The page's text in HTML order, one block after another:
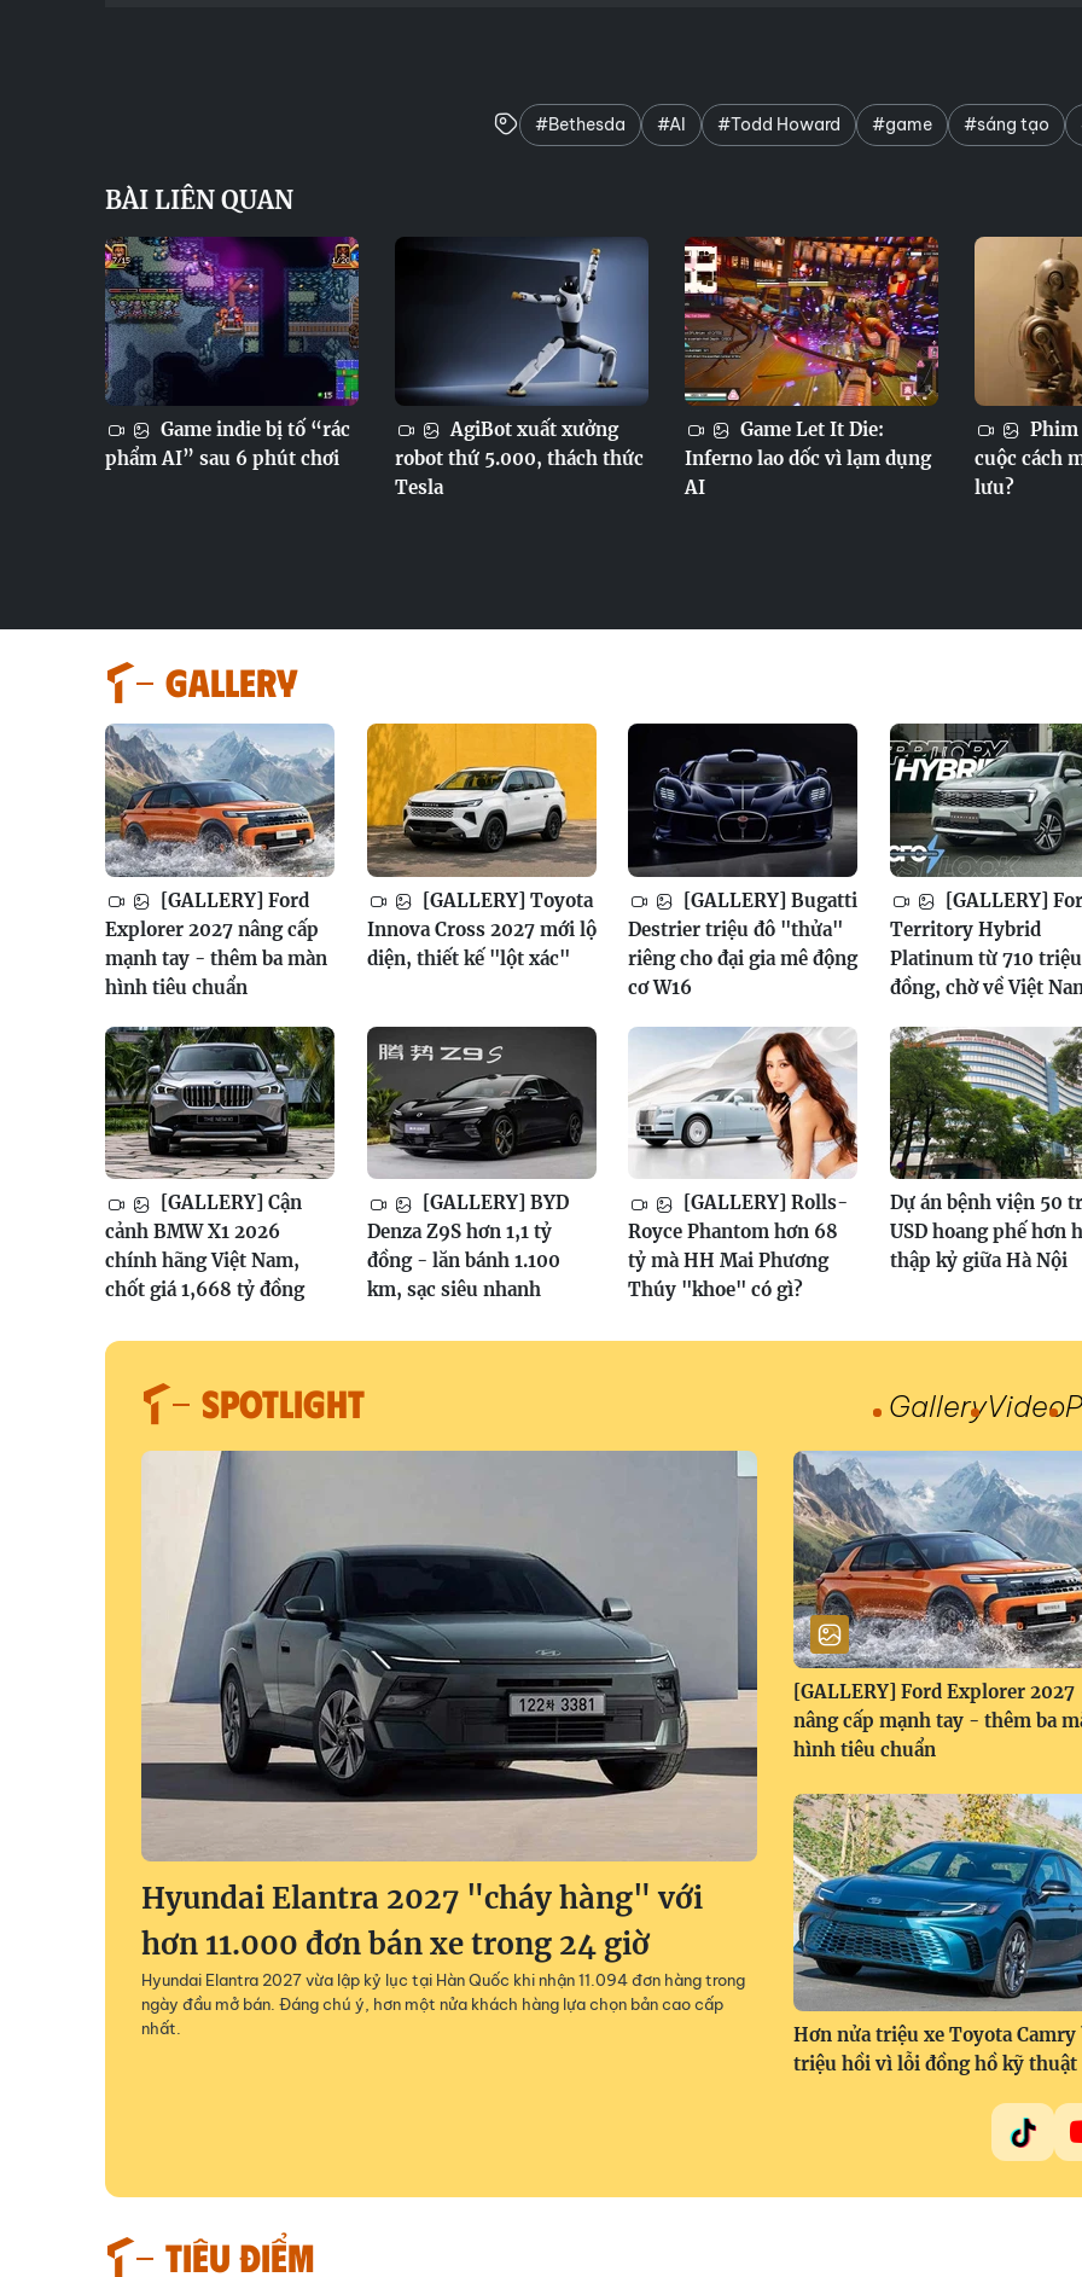
#Bethesda #AI #Todd Howard #game #sáng tạo
BÀI LIÊN QUAN
Game indie bị tố “rác
phẩm AI” sau 6 phút chơi
AgiBot xuất xưởng
robot thứ 5.000, thách thức
Tesla
Game Let It Die:
Inferno lao dốc vì lạm dụng
AI
Phim
cuộc cách
lưu?
GALLERY
[GALLERY] Ford
Explorer 2027 nâng cấp
mạnh tay - thêm ba màn
hình tiêu chuẩn
[GALLERY] Toyota
Innova Cross 2027 mới lộ
diện, thiết kế "lột xác"
[GALLERY] Bugatti
Destrier triệu đô "thửa"
riêng cho đại gia mê động
cơ W16
[GALLERY]
Territory Hybrid
Platinum từ 710 triệu
đồng, chờ về Việt
[GALLERY] Cận
cảnh BMW X1 2026
chính hãng Việt Nam,
chốt giá 1,668 tỷ đồng
[GALLERY] BYD
Denza Z9S hơn 1,1 tỷ
đồng - lăn bánh 1.100
km, sạc siêu nhanh
[GALLERY] Rolls-
Royce Phantom hơn 68
tỷ mà HH Mai Phương
Thúy "khoe" có gì?
Dự án bệnh viện 50
USD hoang phế hơn
thập kỷ giữa Hà Nội
SPOTLIGHT GalleryVideo
Hyundai Elantra 2027 "cháy hàng" với
hơn 11.000 đơn bán xe trong 24 giờ
Hyundai Elantra 2027 vừa lập kỷ lục tại Hàn Quốc khi nhận 11.094 đơn hàng trong
ngày đầu mở bán. Đáng chú ý, hơn một nửa khách hàng lựa chọn bản cao cấp
nhất.
[GALLERY] Ford Explorer 2027
nâng cấp mạnh tay - thêm ba
hình tiêu chuẩn
Hơn nửa triệu xe Toyota Camry
triệu hồi vì lỗi đồng hồ kỹ thuật
TIÊU ĐIỂM